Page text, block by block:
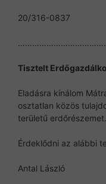
20/316-0837
Tisztelt
Eladásra kínálom
osztatlan közös
területű erdőrészemet.
Érdeklődni az alábbi
Antal László